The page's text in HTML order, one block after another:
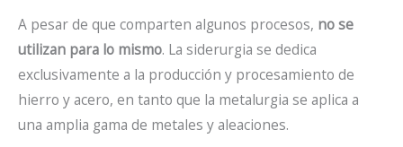
A pesar de que comparten algunos procesos, no se
utilizan para lo mismo. La siderurgia se dedica
exclusivamente a la producción y procesamiento de
hierro y acero, en tanto que la metalurgia se aplica a
una amplia gama de metales y aleaciones.